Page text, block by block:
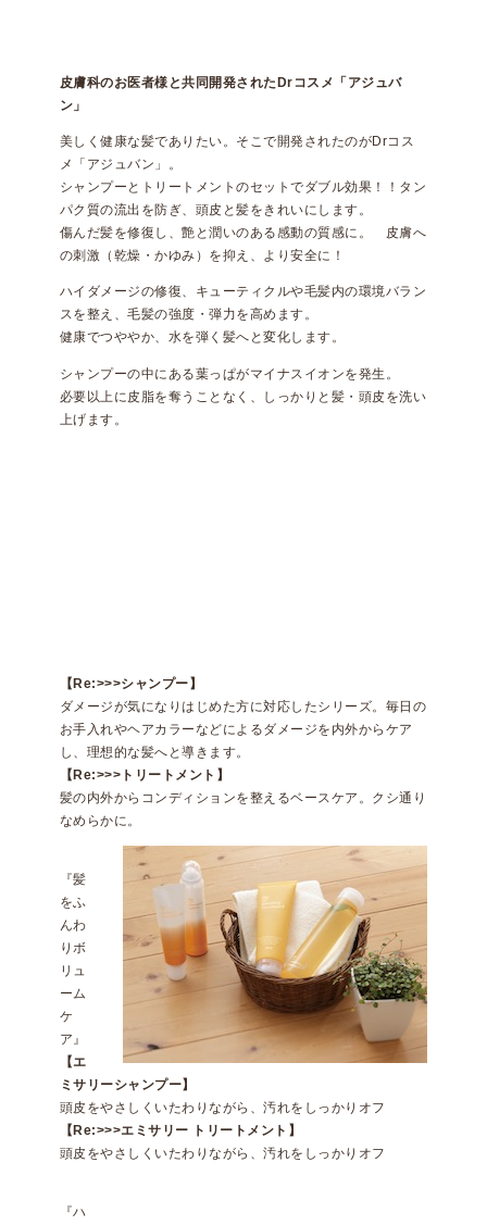
皮膚科のお医者様と共同開発されたDrコスメ「アジュバ
ン」
美しく健康な髪でありたい。そこで開発されたのがDrコス
メ「アジュバン」。
シャンプーとトリートメントのセットでダブル効果！！タン
パク質の流出を防ぎ、頭皮と髪をきれいにします。
傷んだ髪を修復し、艶と潤いのある感動の質感に。 皮膚へ
の刺激（乾燥・かゆみ）を抑え、より安全に！
ハイダメージの修復、キューティクルや毛髪内の環境バラン
スを整え、毛髪の強度・弾力を高めます。
健康でつややか、水を弾く髪へと変化します。
シャンプーの中にある葉っぱがマイナスイオンを発生。
必要以上に皮脂を奪うことなく、しっかりと髪・頭皮を洗い
上げます。
【Re:>>>シャンプー】
ダメージが気になりはじめた方に対応したシリーズ。毎日の
お手入れやヘアカラーなどによるダメージを内外からケア
し、理想的な髪へと導きます。
【Re:>>>トリートメント】
髪の内外からコンディションを整えるベースケア。クシ通り
なめらかに。
『髪
をふ
んわ
りボ
リュ
ーム
ケ
ア』
【エ
ミサリーシャンプー】
頭皮をやさしくいたわりながら、汚れをしっかりオフ
【Re:>>>エミサリー トリートメント】
頭皮をやさしくいたわりながら、汚れをしっかりオフ
『ハ